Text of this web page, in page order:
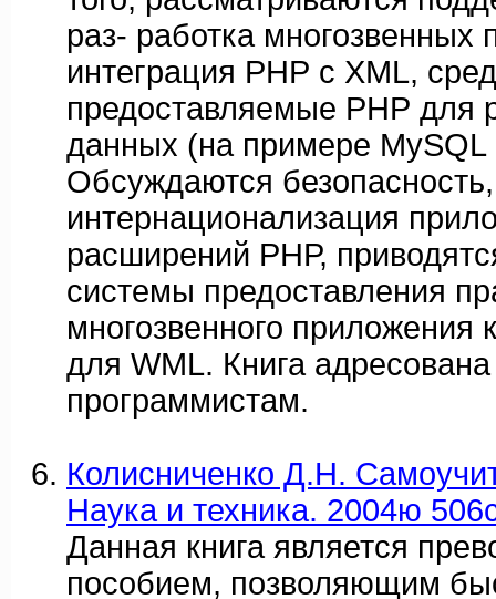
раз- работка
интеграция РНР с XML,
предоставляемые РНР для
данных (на примере MySQL
Обсуждаются
интернационализация
расширений РНР,
системы предоставления
многозвенного приложения
для WML. Книга
программистам.
Колисниченко Д.Н.
Наука и техника. 2004ю
Данная книга является
пособием, позволяющим